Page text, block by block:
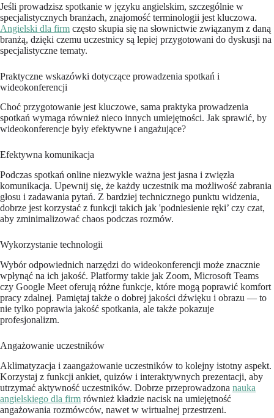
Jeśli prowadzisz spotkanie w języku angielskim, szczególnie w
specjalistycznych branżach, znajomość terminologii jest kluczowa.
Angielski dla firm często skupia się na słownictwie związanym z daną
branżą, dzięki czemu uczestnicy są lepiej przygotowani do dyskusji na
specjalistyczne tematy.
Praktyczne wskazówki dotyczące prowadzenia spotkań i
wideokonferencji
Choć przygotowanie jest kluczowe, sama praktyka prowadzenia
spotkań wymaga również nieco innych umiejętności. Jak sprawić, by
wideokonferencje były efektywne i angażujące?
Efektywna komunikacja
Podczas spotkań online niezwykle ważna jest jasna i zwięzła
komunikacja. Upewnij się, że każdy uczestnik ma możliwość zabrania
głosu i zadawania pytań. Z bardziej technicznego punktu widzenia,
dobrze jest korzystać z funkcji takich jak 'podniesienie ręki’ czy czat,
aby zminimalizować chaos podczas rozmów.
Wykorzystanie technologii
Wybór odpowiednich narzędzi do wideokonferencji może znacznie
wpłynąć na ich jakość. Platformy takie jak Zoom, Microsoft Teams
czy Google Meet oferują różne funkcje, które mogą poprawić komfort
pracy zdalnej. Pamiętaj także o dobrej jakości dźwięku i obrazu — to
nie tylko poprawia jakość spotkania, ale także pokazuje
profesjonalizm.
Angażowanie uczestników
Aklimatyzacja i zaangażowanie uczestników to kolejny istotny aspekt.
Korzystaj z funkcji ankiet, quizów i interaktywnych prezentacji, aby
utrzymać aktywność uczestników. Dobrze przeprowadzona nauka
angielskiego dla firm również kładzie nacisk na umiejętność
angażowania rozmówców, nawet w wirtualnej przestrzeni.